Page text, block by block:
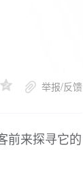
举报/反馈
前来探寻它的